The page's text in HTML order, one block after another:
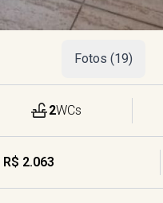
Fotos (19)
2WCs
R$ 2.063